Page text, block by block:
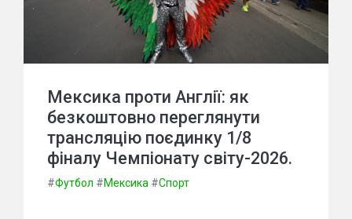
Мексика проти Англії: як
безкоштовно переглянути
трансляцію поєдинку 1/8
фіналу Чемпіонату світу-2026.
#Футбол #Мексика #Спорт